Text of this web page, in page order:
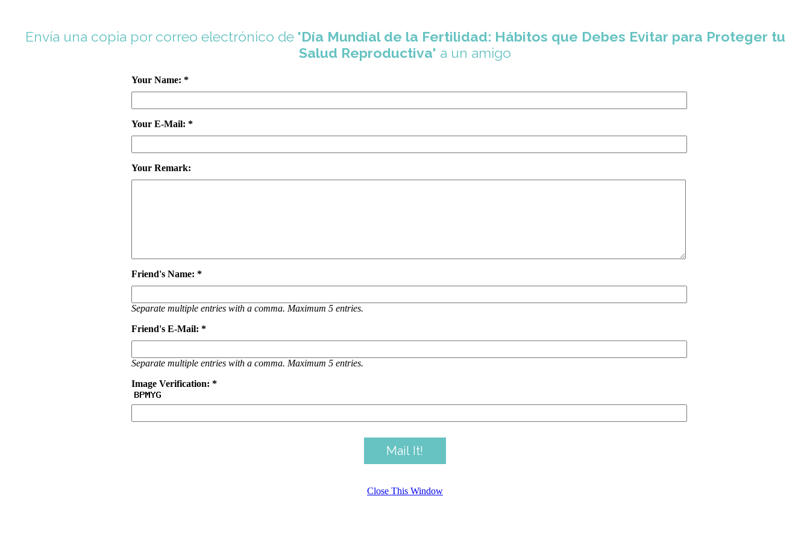
Envía una copia por correo electrónico de 'Día Mundial de la Fertilidad: Hábitos que Debes Evitar para Proteger tu
Salud Reproductiva' a un amigo
Your Name: *
Your E-Mail: *
Your Remark:
Friend's Name: *
Separate multiple entries with a comma. Maximum 5 entries.
Friend's E-Mail: *
Separate multiple entries with a comma. Maximum 5 entries.
Image Verification: *
Close This Window